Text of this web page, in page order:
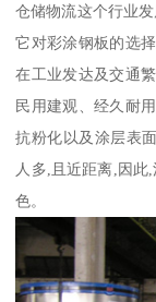
仓储物流这个行业
它对彩涂钢板的选
在工业发达及交通
民用建观、经久耐
抗粉化以及涂层表
人多,且近距离,因此
色。